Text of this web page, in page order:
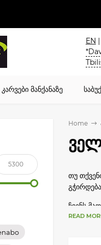
EN |
კარვები მანქანაზე
Home
თუ
ჩვენს
READ